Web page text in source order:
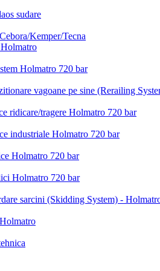
sudare
Kemper/Tecna
Holmatro 720 bar
vagoane pe sine (Rerailing
ridicare/tragere Holmatro 720 bar
industriale Holmatro 720 bar
Holmatro 720 bar
Holmatro 720 bar
sarcini (Skidding System) -